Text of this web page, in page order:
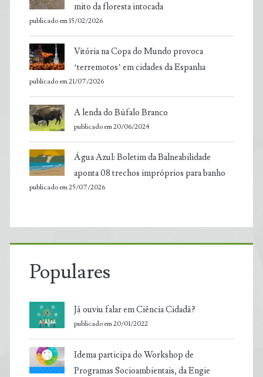
mito da floresta intocada
publicado em 15/02/2026
Vitória na Copa do Mundo provoca
‘terremotos’ em cidades da Espanha
publicado em 21/07/2026
A lenda do Búfalo Branco
publicado em 20/06/2024
Água Azul: Boletim da Balneabilidade
aponta 08 trechos impróprios para banho
publicado em 25/07/2026
Populares
Já ouviu falar em Ciência Cidadã?
publicado em 20/01/2022
Idema participa do Workshop de
Programas Socioambientais, da Engie